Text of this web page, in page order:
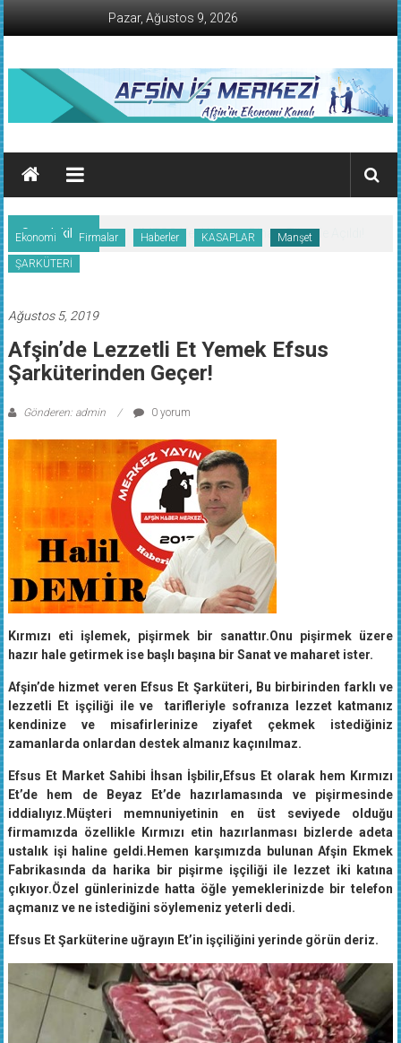
İçeriğe
geç
Pazar, Ağustos 9, 2026
AFŞİN
İŞ
MERKEZİ
Afşin'in
Ekonomi
Son dakika: KMTSO Yeni Hizmet Binası Törenle Açıldı!
Ekonomi Firmalar Haberler KASAPLAR Manşet
ŞARKÜTERİ
Ağustos 5, 2019
Afşin’de Lezzetli Et Yemek Efsus
Şarküterinden Geçer!
Gönderen: admin 0 yorum
Kırmızı eti işlemek, pişirmek bir sanattır.Onu pişirmek üzere
hazır hale getirmek ise başlı başına bir Sanat ve maharet ister.
Afşin’de hizmet veren Efsus Et Şarküteri, Bu birbirinden farklı ve
lezzetli Et işçiliği ile ve tarifleriyle sofranıza lezzet katmanız
kendinize ve misafirlerinize ziyafet çekmek istediğiniz
zamanlarda onlardan destek almanız kaçınılmaz.
Efsus Et Market Sahibi İhsan İşbilir,Efsus Et olarak hem Kırmızı
Et’de hem de Beyaz Et’de hazırlamasında ve pişirmesinde
iddialıyız.Müşteri memnuniyetinin en üst seviyede olduğu
firmamızda özellikle Kırmızı etin hazırlanması bizlerde adeta
ustalık işi haline geldi.Hemen karşımızda bulunan Afşin Ekmek
Fabrikasında da harika bir pişirme işçiliği ile lezzet iki katına
çıkıyor.Özel günlerinizde hatta öğle yemeklerinizde bir telefon
açmanız ve ne istediğini söylemeniz yeterli dedi.
Efsus Et Şarküterine uğrayın Et’in işçiliğini yerinde görün deriz.